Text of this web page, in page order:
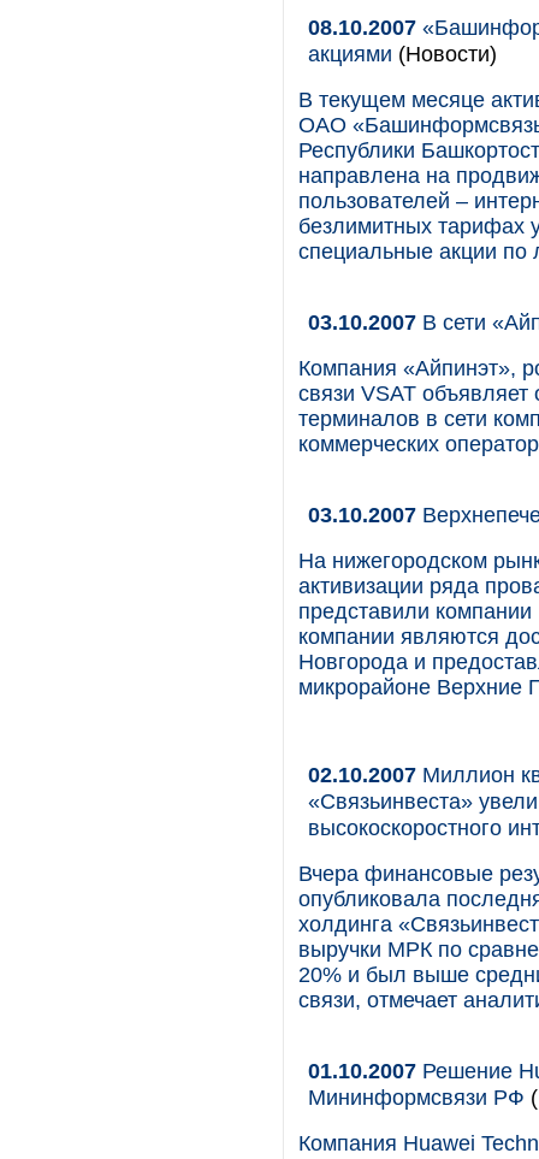
08.10.2007
акциями (Новости)
В текущем месяце
ОАО
Республики
направлена на
пользователей –
безлимитных тарифах
специальные акции по
03.10.2007 В сети
Компания «Айпинэт»,
связи VSAT
терминалов в сети
коммерческих
03.10.2007
На нижегородском
активизации ряда
представили
компании являются
Новгорода и
микрорайоне Верхние
02.10.2007 Миллион
«Связьинвеста»
высокоскоростного
Вчера финансовые
опубликовала
холдинга
выручки МРК по
20% и был выше
связи, отмечает
01.10.2007 Решение
Мининформсвязи РФ
Компания Huawei